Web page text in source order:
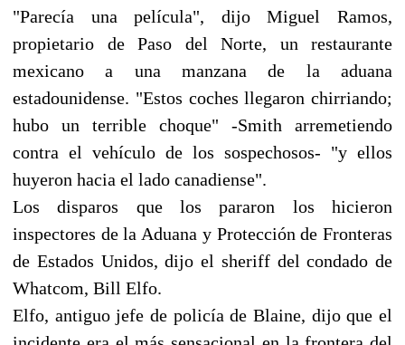
"Parecía una película", dijo Miguel Ramos,
propietario de Paso del Norte, un restaurante
mexicano a una manzana de la aduana
estadounidense. "Estos coches llegaron chirriando;
hubo un terrible choque" -Smith arremetiendo
contra el vehículo de los sospechosos- "y ellos
huyeron hacia el lado canadiense".
Los disparos que los pararon los hicieron
inspectores de la Aduana y Protección de Fronteras
de Estados Unidos, dijo el sheriff del condado de
Whatcom, Bill Elfo.
Elfo, antiguo jefe de policía de Blaine, dijo que el